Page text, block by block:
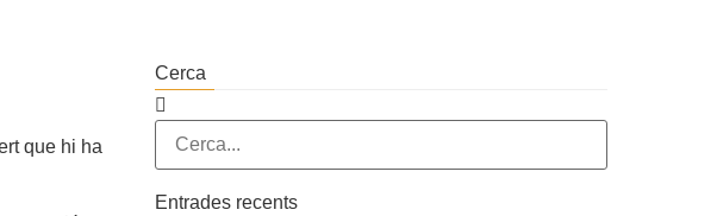
que hi ha
Cerca
Entrades recents